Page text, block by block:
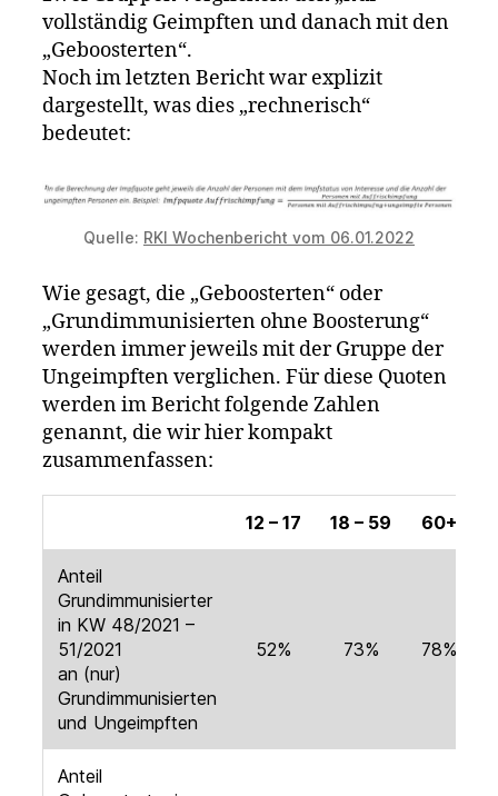
vollständig Geimpften und danach mit den
„Geboosterten“.
Noch im letzten Bericht war explizit
dargestellt, was dies „rechnerisch“
bedeutet:
Quelle: RKI Wochenbericht vom 06.01.2022
Wie gesagt, die „Geboosterten“ oder
„Grundimmunisierten ohne Boosterung“
werden immer jeweils mit der Gruppe der
Ungeimpften verglichen. Für diese Quoten
werden im Bericht folgende Zahlen
genannt, die wir hier kompakt
zusammenfassen:
12 – 17 18 – 59 60+
Anteil
Grundimmunisierter
in KW 48/2021 –
51/2021
an (nur)
Grundimmunisierten
und Ungeimpften
52% 73% 78%
Anteil